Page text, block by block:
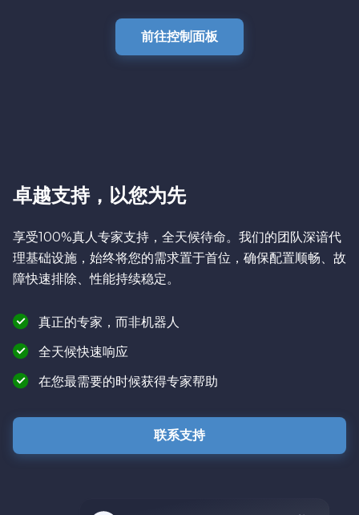
前往控制面板
卓越支持，以您为先
享受100%真人专家支持，全天候待命。我们的团队深谙代
理基础设施，始终将您的需求置于首位，确保配置顺畅、故
障快速排除、性能持续稳定。
真正的专家，而非机器人
全天候快速响应
在您最需要的时候获得专家帮助
联系支持